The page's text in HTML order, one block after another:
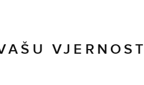
VJERNOST